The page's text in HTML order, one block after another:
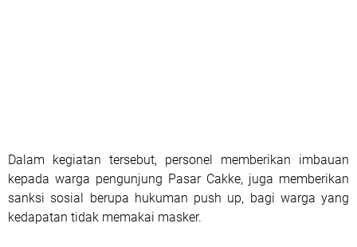
Dalam kegiatan tersebut, personel memberikan imbauan
kepada warga pengunjung Pasar Cakke, juga memberikan
sanksi sosial berupa hukuman push up, bagi warga yang
kedapatan tidak memakai masker.